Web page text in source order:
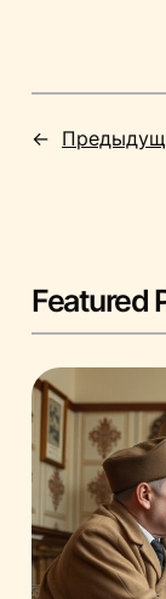
←
Featured